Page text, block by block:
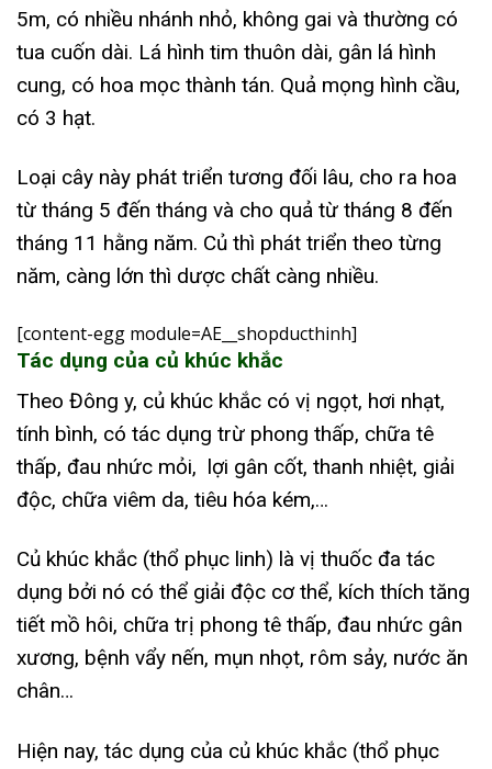
5m, có nhiều nhánh nhỏ, không gai và thường có
tua cuốn dài. Lá hình tim thuôn dài, gân lá hình
cung, có hoa mọc thành tán. Quả mọng hình cầu,
có 3 hạt.
Loại cây này phát triển tương đối lâu, cho ra hoa
từ tháng 5 đến tháng và cho quả từ tháng 8 đến
tháng 11 hằng năm. Củ thì phát triển theo từng
năm, càng lớn thì dược chất càng nhiều.
[content-egg module=AE__shopducthinh]
Tác dụng của củ khúc khắc
Theo Đông y, củ khúc khắc có vị ngọt, hơi nhạt,
tính bình, có tác dụng trừ phong thấp, chữa tê
thấp, đau nhức mỏi, lợi gân cốt, thanh nhiệt, giải
độc, chữa viêm da, tiêu hóa kém,…
Củ khúc khắc (thổ phục linh) là vị thuốc đa tác
dụng bởi nó có thể giải độc cơ thể, kích thích tăng
tiết mồ hôi, chữa trị phong tê thấp, đau nhức gân
xương, bệnh vẩy nến, mụn nhọt, rôm sảy, nước ăn
chân…
Hiện nay, tác dụng của củ khúc khắc (thổ phục